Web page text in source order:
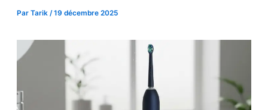
Par Tarik /19 décembre 2025